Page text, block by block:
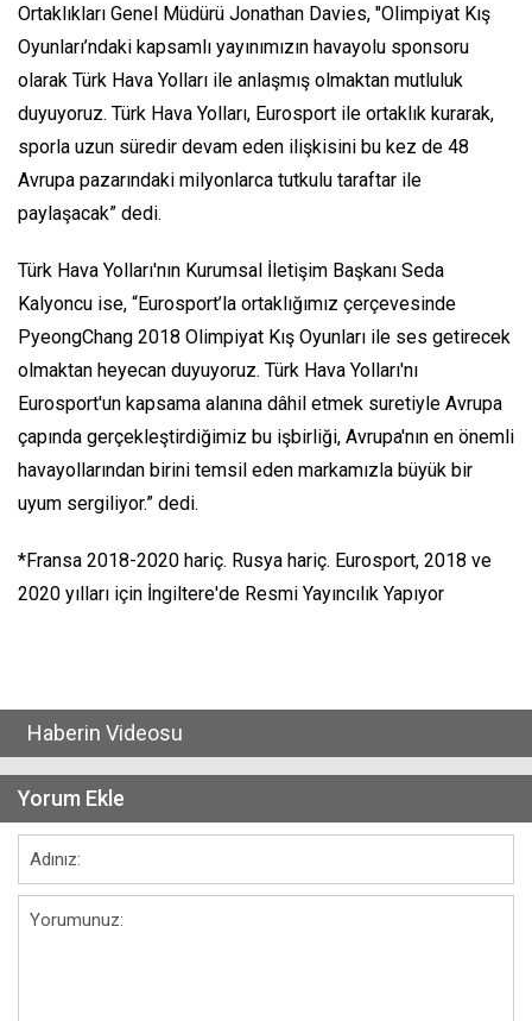
Ortaklıkları Genel Müdürü Jonathan Davies, "Olimpiyat Kış
Oyunları’ndaki kapsamlı yayınımızın havayolu sponsoru
olarak Türk Hava Yolları ile anlaşmış olmaktan mutluluk
duyuyoruz. Türk Hava Yolları, Eurosport ile ortaklık kurarak,
sporla uzun süredir devam eden ilişkisini bu kez de 48
Avrupa pazarındaki milyonlarca tutkulu taraftar ile
paylaşacak” dedi.
Türk Hava Yolları'nın Kurumsal İletişim Başkanı Seda
Kalyoncu ise, “Eurosport’la ortaklığımız çerçevesinde
PyeongChang 2018 Olimpiyat Kış Oyunları ile ses getirecek
olmaktan heyecan duyuyoruz. Türk Hava Yolları'nı
Eurosport'un kapsama alanına dâhil etmek suretiyle Avrupa
çapında gerçekleştirdiğimiz bu işbirliği, Avrupa'nın en önemli
havayollarından birini temsil eden markamızla büyük bir
uyum sergiliyor.” dedi.
*Fransa 2018-2020 hariç. Rusya hariç. Eurosport, 2018 ve
2020 yılları için İngiltere'de Resmi Yayıncılık Yapıyor
Haberin Videosu
Yorum Ekle